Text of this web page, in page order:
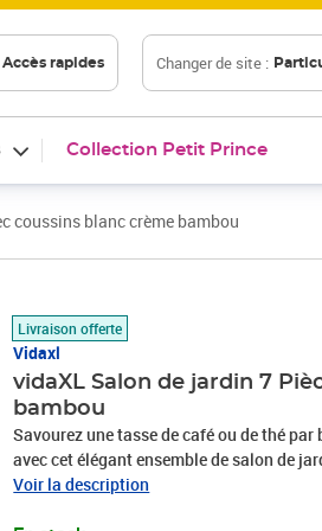
Accès rapides Changer de site :
Collection Petit Prince
coussins blanc crème bambou
Livraison offerte
Vidaxl
vidaXL Salon de jardin 7
bambou
Savourez une tasse de café ou de thé
avec cet élégant ensemble de salon de
bambou est connu pour sa flexibilité et
Voir la description
Prix barré 753,99 €
Prix 689,89€